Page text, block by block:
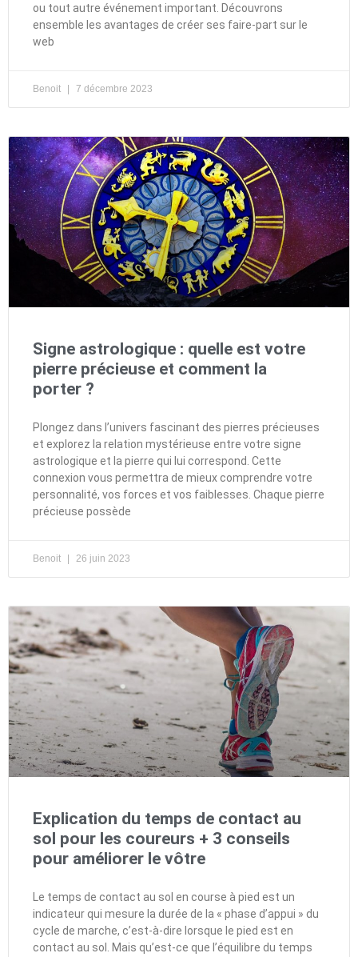
ou tout autre événement important. Découvrons
ensemble les avantages de créer ses faire-part sur le
web
Benoit 7 décembre 2023
Signe astrologique : quelle est votre
pierre précieuse et comment la
porter ?
Plongez dans l’univers fascinant des pierres précieuses
et explorez la relation mystérieuse entre votre signe
astrologique et la pierre qui lui correspond. Cette
connexion vous permettra de mieux comprendre votre
personnalité, vos forces et vos faiblesses. Chaque pierre
précieuse possède
Benoit 26 juin 2023
Explication du temps de contact au
sol pour les coureurs + 3 conseils
pour améliorer le vôtre
Le temps de contact au sol en course à pied est un
indicateur qui mesure la durée de la « phase d’appui » du
cycle de marche, c’est-à-dire lorsque le pied est en
contact au sol. Mais qu’est-ce que l’équilibre du temps